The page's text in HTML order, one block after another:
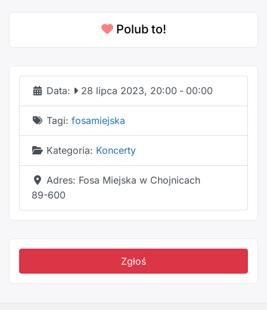
Polub to!
Data: 28 lipca 2023, 20:00 - 00:00
Tagi: fosamiejska
Kategoria: Koncerty
Adres: Fosa Miejska w Chojnicach
89-600
Zgłoś